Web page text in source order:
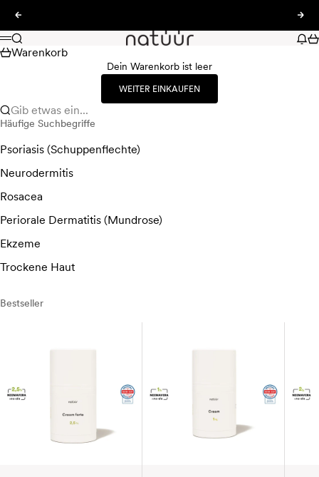
Zurück
Vor
natüür
Menü
Suche
Warenkorb
Dein Warenkorb ist leer
WEITER EINKAUFEN
Gib etwas ein...
Häufige Suchbegriffe
Psoriasis (Schuppenflechte)
Neurodermitis
Rosacea
Periorale Dermatitis (Mundrose)
Ekzeme
Trockene Haut
Bestseller